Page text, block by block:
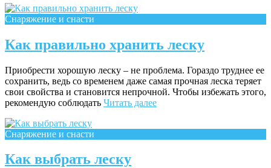
Снаряжение и снасти
Как правильно хранить леску
Приобрести хорошую леску – не проблема. Гораздо труднее ее
сохранить, ведь со временем даже самая прочная леска теряет
свои свойства и становится непрочной. Чтобы избежать этого,
рекомендую соблюдать Читать далее
Снаряжение и снасти
Как выбрать леску